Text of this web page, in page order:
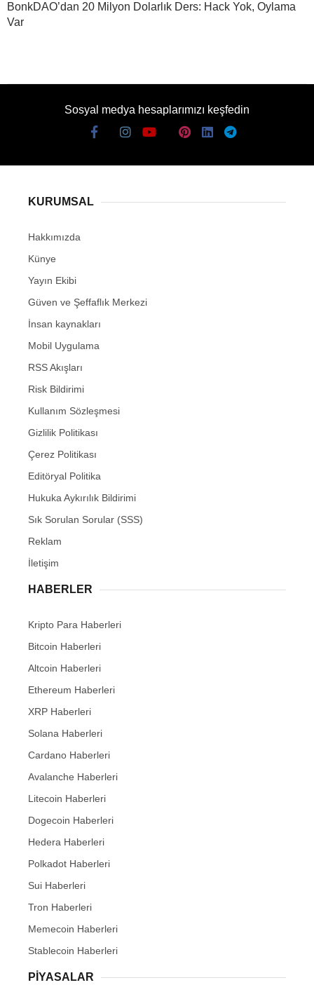
BonkDAO’dan 20 Milyon Dolarlık Ders: Hack Yok, Oylama
Var
Sosyal medya hesaplarımızı keşfedin
KURUMSAL
Hakkımızda
Künye
Yayın Ekibi
Güven ve Şeffaflık Merkezi
İnsan kaynakları
Mobil Uygulama
RSS Akışları
Risk Bildirimi
Kullanım Sözleşmesi
Gizlilik Politikası
Çerez Politikası
Editöryal Politika
Hukuka Aykırılık Bildirimi
Sık Sorulan Sorular (SSS)
Reklam
İletişim
HABERLER
Kripto Para Haberleri
Bitcoin Haberleri
Altcoin Haberleri
Ethereum Haberleri
XRP Haberleri
Solana Haberleri
Cardano Haberleri
Avalanche Haberleri
Litecoin Haberleri
Dogecoin Haberleri
Hedera Haberleri
Polkadot Haberleri
Sui Haberleri
Tron Haberleri
Memecoin Haberleri
Stablecoin Haberleri
PIYASALAR